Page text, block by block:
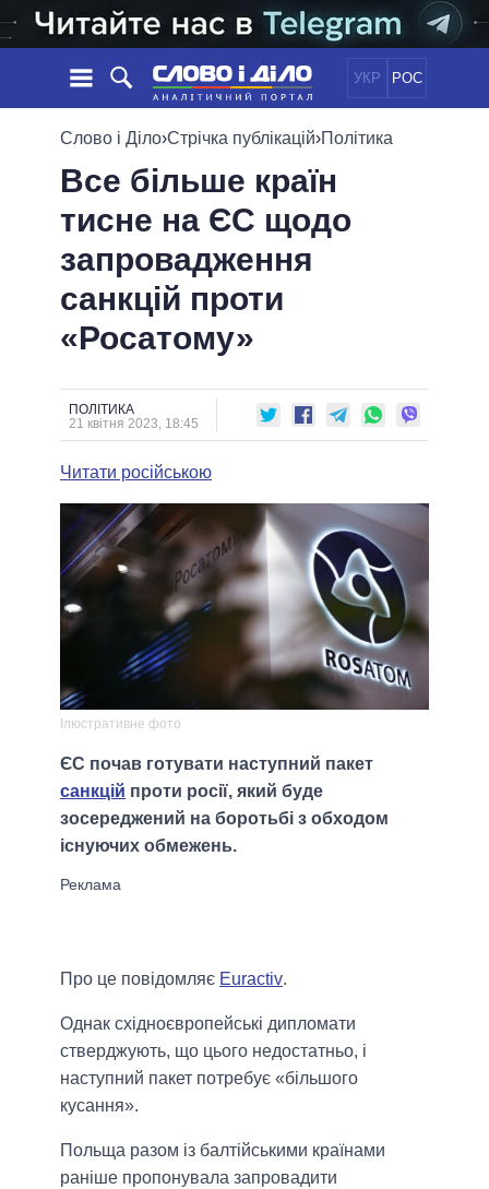
УКР РОС
НОВИНИ
СТРІЧКА
ПОДІЇ
СТАТТІ
ДУМКИ
ОГЛЯДИ
ДАЙДЖЕСТИ
ПОЛІТИКА
ЕКОНОМІКА
СУСПІЛЬСТВО
ОБIЦЯНКИ
ПОЛIТИКИ
УСІ ПОЛІТИКИ
ПРЕЗИДЕНТ І ОФІС
ВЕРХОВНА РАДА
ГОЛОВИ ОБЛАДМІНІСТРАЦІЙ
МЕРИ МІСТ
ВСІ ПЕРСОНИ
ІНФОГРАФІКА
ВІДЕО
ПОРІВНЯННЯ ПОЛІТИКІВ
Слово і Діло›Стрічка публікацій›Політика
Все більше країн
тисне на ЄС щодо
запровадження
санкцій проти
«Росатому»
ПОЛІТИКА
21 квітня 2023, 18:45
Читати російською
Ілюстративне фото
ЄС почав готувати наступний пакет
санкцій проти росії, який буде
зосереджений на боротьбі з обходом
існуючих обмежень.
Про це повідомляє Euractiv.
Однак східноєвропейські дипломати
стверджують, що цього недостатньо, і
наступний пакет потребує «більшого
кусання».
Польща разом із балтійськими країнами
раніше пропонувала запровадити